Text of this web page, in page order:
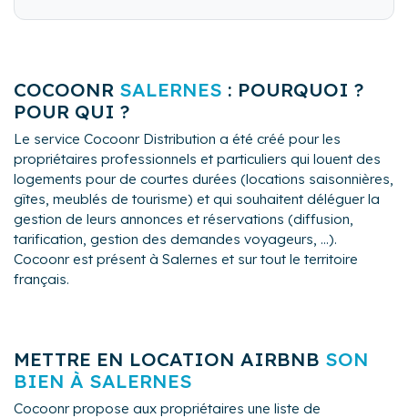
COCOONR SALERNES : POURQUOI ?
POUR QUI ?
Le service Cocoonr Distribution a été créé pour les
propriétaires professionnels et particuliers qui louent des
logements pour de courtes durées (locations saisonnières,
gîtes, meublés de tourisme) et qui souhaitent déléguer la
gestion de leurs annonces et réservations (diffusion,
tarification, gestion des demandes voyageurs, ...).
Cocoonr est présent à Salernes et sur tout le territoire
français.
METTRE EN LOCATION AIRBNB SON
BIEN À SALERNES
Cocoonr propose aux propriétaires une liste de